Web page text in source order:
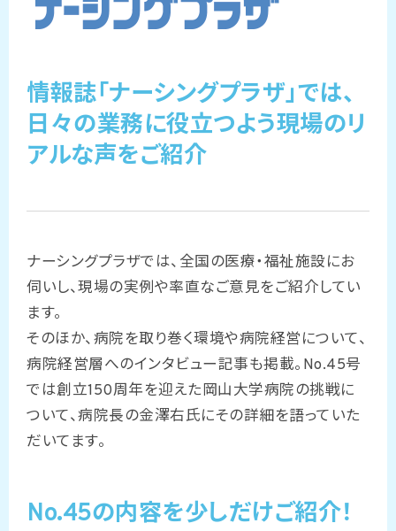
情報誌「ナーシングプラザ」では、
日々の業務に役立つよう現場のリ
アルな声をご紹介
ナーシングプラザでは、全国の医療・福祉施設にお
伺いし、現場の実例や率直なご意見をご紹介してい
ます。
そのほか、病院を取り巻く環境や病院経営について、
病院経営層へのインタビュー記事も掲載。No.45号
では創立150周年を迎えた岡⼭⼤学病院の挑戦に
ついて、病院長の金澤右氏にその詳細を語っていた
だいてます。
No.45の内容を少しだけご紹介！